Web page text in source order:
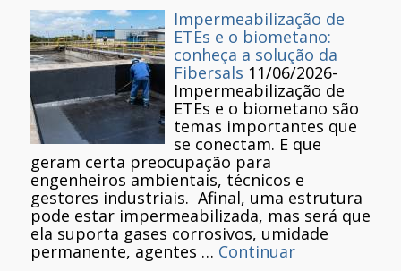
Impermeabilização de
ETEs e o biometano:
conheça a solução da
Fibersals 11/06/2026-
Impermeabilização de
ETEs e o biometano são
temas importantes que
se conectam. E que
geram certa preocupação para
engenheiros ambientais, técnicos e
gestores industriais. Afinal, uma estrutura
pode estar impermeabilizada, mas será que
ela suporta gases corrosivos, umidade
permanente, agentes … Continuar